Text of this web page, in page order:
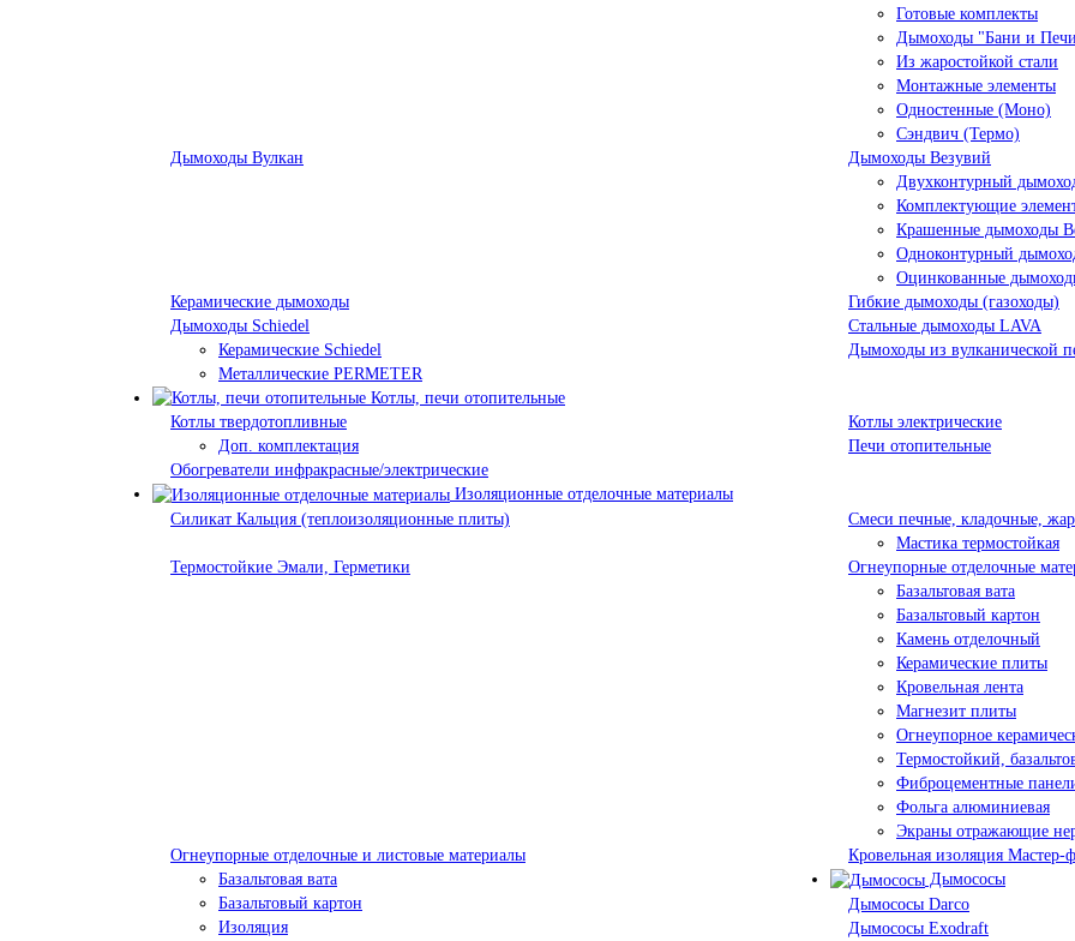
Готовые комплекты
Дымоходы "Бани и
Из жаростойкой стали
Монтажные элементы
Одностенные (Моно)
Сэндвич (Термо)
Дымоходы Вулкан
Дымоходы Везувий
Двухконтурный
Комплектующие
Крашенные дымоходы
Одноконтурный
Оцинкованные
Керамические дымоходы
Гибкие дымоходы (газоходы)
Дымоходы Schiedel
Керамические Schiedel
Металлические PERMETER
Стальные дымоходы LAVA
Дымоходы из вулканической
Котлы, печи отопительные
Котлы твердотопливные
Доп. комплектация
Котлы электрические
Печи отопительные
Обогреватели инфракрасные/электрические
Изоляционные отделочные материалы
Силикат Кальция (теплоизоляционные плиты)
Смеси печные, кладочные,
Мастика термостойкая
Термостойкие Эмали, Герметики
Огнеупорные отделочные
Базальтовая вата
Базальтовый картон
Камень отделочный
Керамические плиты
Кровельная лента
Магнезит плиты
Огнеупорное
Термостойкий,
Фиброцементные
Фольга алюминиевая
Экраны отражающие
Огнеупорные отделочные и листовые материалы
Базальтовая вата
Базальтовый картон
Изоляция
Кровельная изоляция Мастер-
Дымососы
Дымососы Darco
Дымососы Exodraft